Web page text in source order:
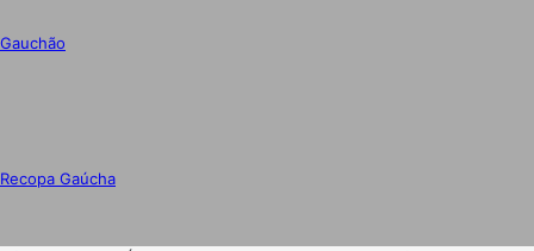
Gauchão
Recopa Gaúcha